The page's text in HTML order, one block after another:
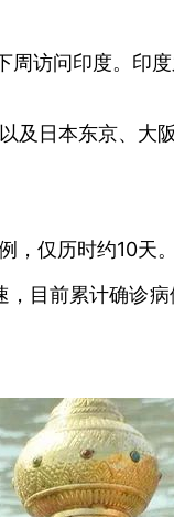
访问印度。印
及日本东京、大
仅历时约10天。
目前累计确诊